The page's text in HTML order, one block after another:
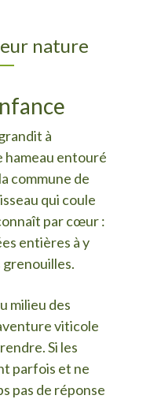
nature
à
entouré
commune de
qui coule
par cœur :
entières à y
grenouilles.
milieu des
viticole
Si les
parfois et ne
pas de réponse